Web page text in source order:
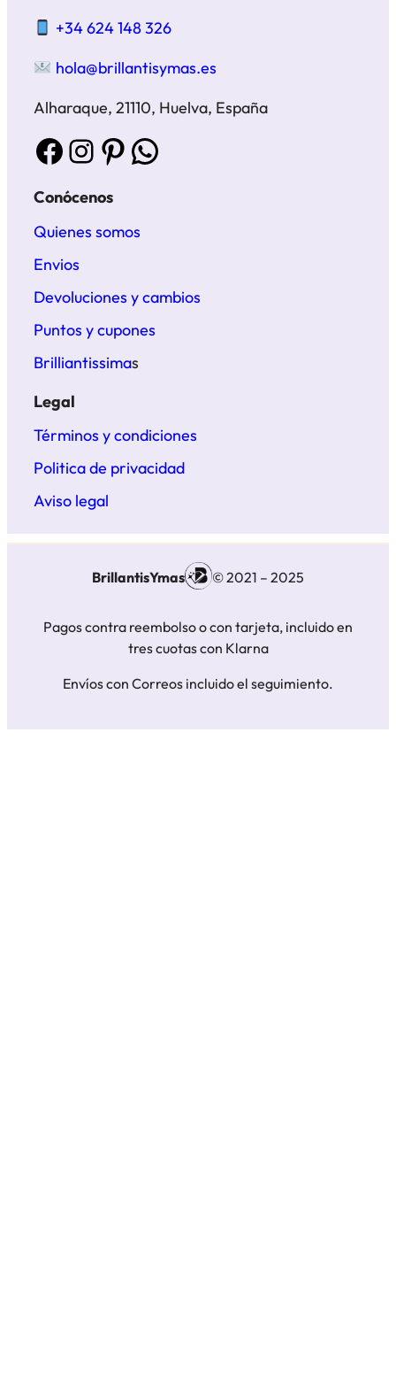
+34 624 148 326
hola@brillantisymas.es
Alharaque, 21110, Huelva, España
Facebook Instagram Pinterest WhatsApp
Conócenos
Quienes somos
Envios
Devoluciones y cambios
Puntos y cupones
Brilliantissimas
Legal
Términos y condiciones
Politica de privacidad
Aviso legal
BrillantisYmas © 2021 – 2025
Pagos contra reembolso o con tarjeta, incluido en
tres cuotas con Klarna
Envíos con Correos incluido el seguimiento.